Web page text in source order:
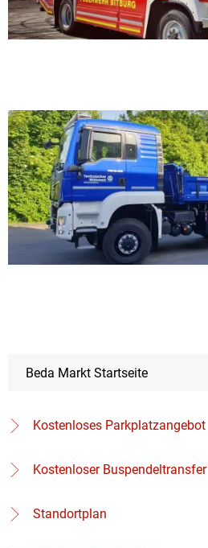
Beda Markt Startseite
Kostenloses Parkplatzangebot
Kostenloser Buspendeltransfer
Standortplan